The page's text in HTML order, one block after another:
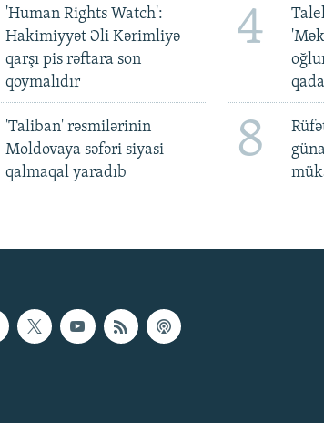
'Human Rights Watch':
Hakimiyyət Əli Kərimliyə
qarşı pis rəftara son
qoymalıdır
4
'Taliban' rəsmilərinin
Moldovaya səfəri siyasi
qalmaqal yaradıb
8